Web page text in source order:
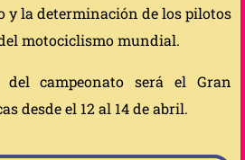
y la determinación de los pilotos
motociclismo mundial.
campeonato será el Gran
desde el 12 al 14 de abril.